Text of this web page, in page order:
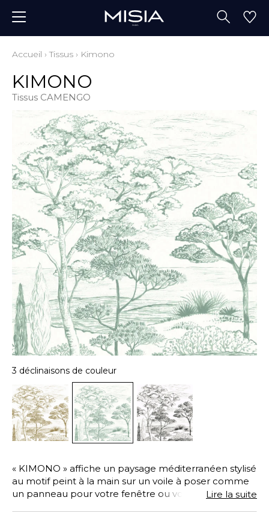
Accueil ›Tissus › Kimono
KIMONO
Tissus CAMENGO
3 déclinaisons de couleur
« KIMONO » affiche un paysage méditerranéen stylisé
au motif peint à la main sur un voile à poser comme
un panneau pour votre fenêtre ou votre baie vitrée.
Lire la suite